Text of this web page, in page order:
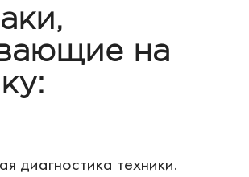
на
диагностика техники.